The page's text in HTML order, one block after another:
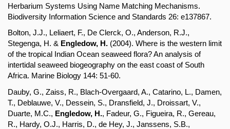
Herbarium Systems Using Name Matching Mechanisms.
Biodiversity Information Science and Standards 26: e137867.
Bolton, J.J., Leliaert, F., De Clerck, O., Anderson, R.J.,
Stegenga, H. & Engledow, H. (2004). Where is the western limit
of the tropical Indian Ocean seaweed flora? An analysis of
intertidal seaweed biogeography on the east coast of South
Africa. Marine Biology 144: 51-60.
Dauby, G., Zaiss, R., Blach-Overgaard, A., Catarino, L., Damen,
T., Deblauwe, V., Dessein, S., Dransfield, J., Droissart, V.,
Duarte, M.C., Engledow, H., Fadeur, G., Figueira, R., Gereau,
R., Hardy, O.J., Harris, D., de Hey, J., Janssens, S.B.,